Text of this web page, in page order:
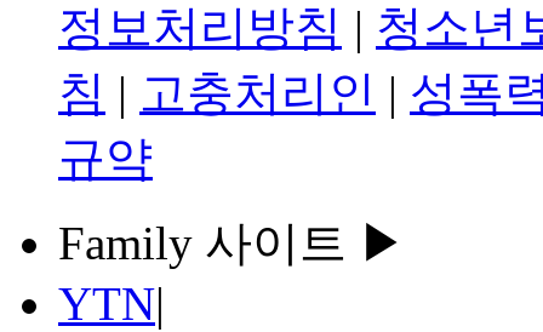
정보처리방침 | 청소년
침 | 고충처리인 | 성폭
규약
Family 사이트 ▶
YTN|